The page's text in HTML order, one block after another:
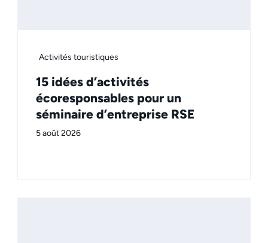
Activités touristiques
15 idées d’activités
écoresponsables pour un
séminaire d’entreprise RSE
5 août 2026